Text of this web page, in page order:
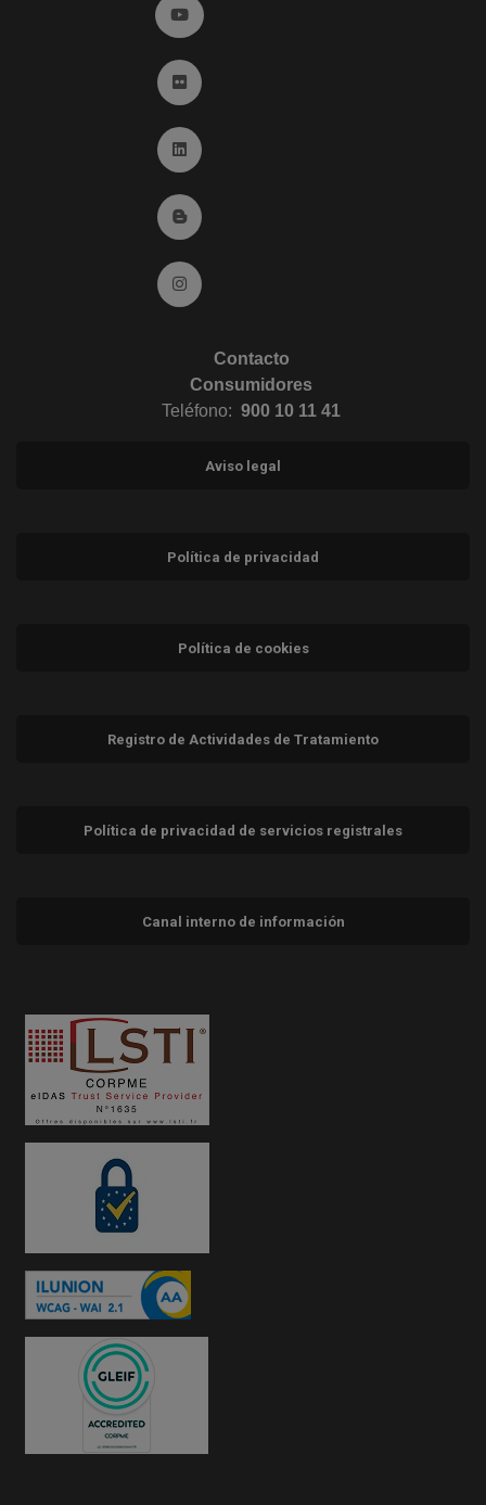
Ir a YouTube (abre en ventana nueva)
Ir a Flickr (abre en ventana nueva)
Ir a Linkedin (abre en ventana nueva)
Ir al Blog (abre en ventana nueva)
Ir a Instagram (abre en ventana nueva)
Contacto
Consumidores
Teléfono: 900 10 11 41
Aviso legal
Política de privacidad
Política de cookies
Registro de Actividades de Tratamiento
Política de privacidad de servicios registrales
Canal interno de información